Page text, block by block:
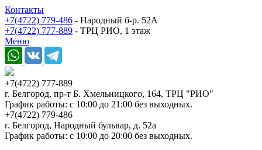
Контакты
+7(4722) 779-486 - Народный б-р. 52А
+7(4722) 777-889 - ТРЦ РИО, 1 этаж
Меню
+7(4722) 777-889
г. Белгород, пр-т Б. Хмельницкого, 164, ТРЦ "РИО"
График работы: с 10:00 до 21:00 без выходных.
+7(4722) 779-486
г. Белгород, Народный бульвар, д. 52а
График работы: с 10:00 до 20:00 без выходных.